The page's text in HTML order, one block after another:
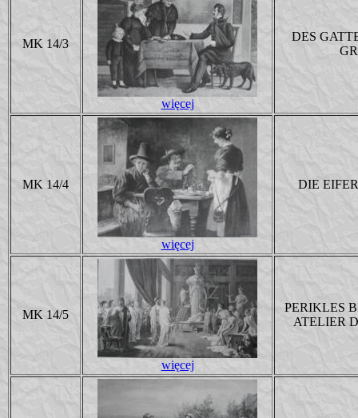
MK 14/3
więcej
DES
MK 14/4
więcej
DIE
MK 14/5
więcej
PERIKLES
ATELIER